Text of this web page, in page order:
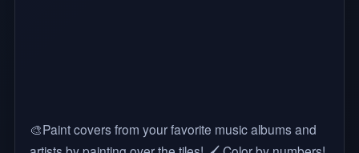
🎨Paint covers from your favorite music albums and